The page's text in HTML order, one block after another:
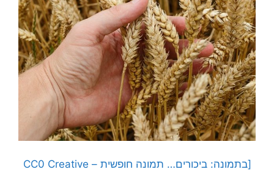
[בתמונה: ביכורים… תמונה חופשית – CC0 Creative